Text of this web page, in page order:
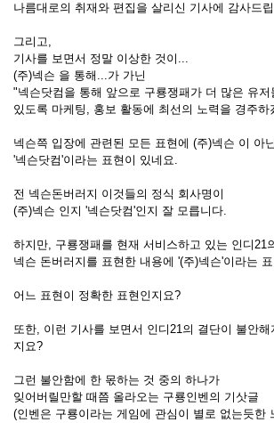
나름대로의 취재와 편집을 살리신 기사에 감사드
그리고,
기사를 보면서 정말 이상한 것이...
(주)넥슨 을 통해...가 가닌
"넥슨닷컴을 통해 앞으로 구룡쟁패가 더 많은 유
있도록 마케팅, 홍보 활동에 최선의 노력을 경주
넥슨쯕 입장에 관련된 모든 표현에 (주)넥슨 이 아닌
'넥슨닷컴'이라는 표현이 있네요.
전 넥슨돈버러지 이것들의 정식 회사명이
(주)넥슨 인지 '넥슨닷컴'인지 잘 모릅니다.
하지만, 구룡쟁패를 현재 서비스하고 있는 인디21
넥슨 돈버러지를 표현한 내용에 '(주)넥슨'이라는
어느 표현이 정확한 표현인지요?
또한, 이런 기사를 보면서 인디21의 결단이 불안
지요?
그런 불안함에 한 몫하는 것 중의 하나가
잊어버릴만할 때쯤 올라오는 구룡인벤의 기삿글
(인벤은 구룡이라는 게임에 관심이 별로 없는듯한